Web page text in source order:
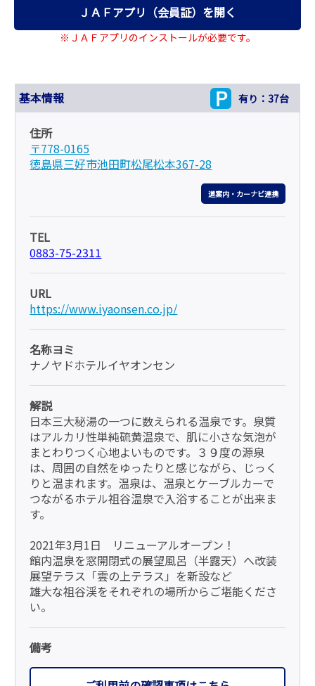
ＪＡＦアプリ（会員証）を開く
※ＪＡＦアプリのインストールが必要です。
基本情報 有り：37台
住所
〒778-0165
徳島県三好市池田町松尾松本367-28
道案内・カーナビ連携
TEL
0883-75-2311
URL
https://www.iyaonsen.co.jp/
名称ヨミ
ナノヤドホテルイヤオンセン
解説
日本三大秘湯の一つに数えられる温泉です。泉質
はアルカリ性単純硫黄温泉で、肌に小さな気泡が
まとわりつく心地よいものです。３９度の源泉
は、周囲の自然をゆったりと感じながら、じっく
りと温まれます。温泉は、温泉とケーブルカーで
つながるホテル祖谷温泉で入浴することが出来ま
す。
2021年3月1日 リニューアルオープン！
館内温泉を窓開閉式の展望風呂（半露天）へ改装
展望テラス「雲の上テラス」を新設など
雄大な祖谷渓をそれぞれの場所からご堪能くださ
い。
備考